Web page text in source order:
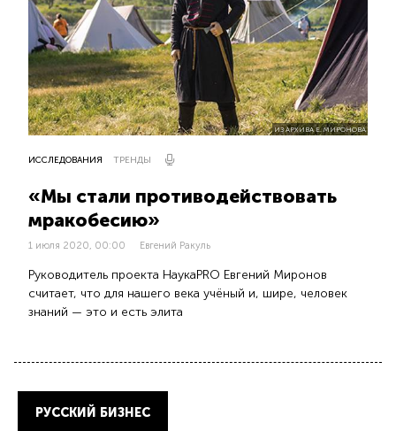
ИССЛЕДОВАНИЯ ТРЕНДЫ
«Мы стали противодействовать
мракобесию»
1 июля 2020, 00:00 Евгений Ракуль
Руководитель проекта НаукаPRO Евгений Миронов
считает, что для нашего века учёный и, шире, человек
знаний — это и есть элита
ИЗ АРХИВА Е. МИРОНОВА
РУССКИЙ БИЗНЕС